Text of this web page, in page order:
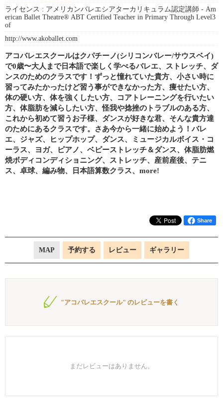
ライセンス : アメリカンバレエシアターカリキュラム認定講師 - Am
erican Ballet Theatre® ABT Certified Teacher in Primary Through Level3
of
http://www.akoballet.com
アコバレエスクールはクパチーノ(シリコンバレー/サウスベイ)
で0歳〜大人まで日本語で楽しく学べるバレエ、ストレッチ、ダ
ンスのためのクラスです！ずっと憧れていた貴方、小さい時に
習ってみたかったけど習う事ができなかった方、痩せたい方、
体の硬い方、体を強くしたい方、コアトレーニングを行いたい
方、体脂肪を減らしたい方、怪我や捻挫のトラブルのある方、
これから初めて習うお子様、ダンスが好きな君、そんな貴方達
のためにあるクラスです。さあ今から一緒に始めよう！バレ
エ、ジャズ、ヒップホップ、ダンス、ミュージカルボイス・コ
ーラス、ヨガ、ピアノ、ベビーストレッチ＆ダンス、体脂肪燃
焼ボディコンディショニング、ストレッチ、産前産後、テニ
ス、卓球、編み物、日本語算数クラス、more!
Share
MAP 予約する レビュー ギャラリー
"アコバレエスクール" のレビューを書く
まだレビューはありません。